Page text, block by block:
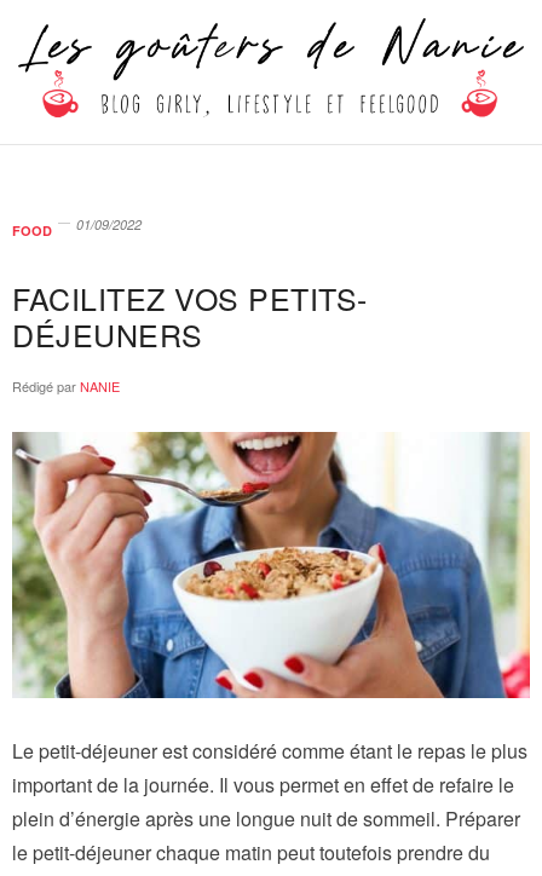
FOOD 01/09/2022
FACILITEZ VOS PETITS-
DÉJEUNERS
Rédigé parNANIE
Le petit-déjeuner est considéré comme étant le repas le plus
important de la journée. Il vous permet en effet de refaire le
plein d’énergie après une longue nuit de sommeil. Préparer
le petit-déjeuner chaque matin peut toutefois prendre du